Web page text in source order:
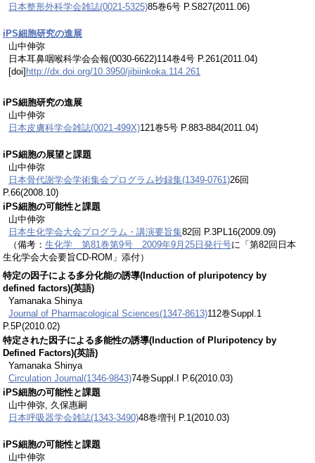
日本整形外科学会雑誌(0021-5325)85巻6号 P.S827(2011.06)
iPS細胞研究の進展
山中伸弥
日本耳鼻咽喉科学会会報(0030-6622)114巻4号 P.261(2011.04)
[doi]http://dx.doi.org/10.3950/jibiinkoka.114.261
iPS細胞研究の進展
山中伸弥
日本皮膚科学会雑誌(0021-499X)121巻5号 P.883-884(2011.04)
iPS細胞の展望と課題
山中伸弥
日本骨代謝学会学術集会プログラム抄録集(1349-0761)26回
P.66(2008.10)
iPS細胞の可能性と課題
山中伸弥
日本生化学会大会プログラム・講演要旨集82回 P.3PL16(2009.09)
（備考： 生化学 第81巻第9号 2009年9月25日発行号に「第82回日本
生化学会大会要旨CD-ROM」添付）
特定の因子による多分化能の誘導(Induction of pluripotency by
defined factors)(英語)
Yamanaka Shinya
Journal of Pharmacological Sciences(1347-8613)112巻Suppl.1
P.5P(2010.02)
特定された因子による多能性の誘導(Induction of Pluripotency by
Defined Factors)(英語)
Yamanaka Shinya
Circulation Journal(1346-9843)74巻Suppl.I P.6(2010.03)
iPS細胞の可能性と課題
山中伸弥, 久保惠嗣
日本呼吸器学会雑誌(1343-3490)48巻増刊 P.1(2010.03)
iPS細胞の可能性と課題
山中伸弥